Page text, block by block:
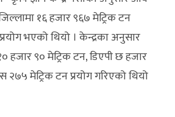
१६ हजार ९६७ मेट्रिक टन
भएको थियो । केन्द्रका अनुसार
हजार ९० मेट्रिक टन, डिएपी छ हजार
२७५ मेट्रिक टन प्रयोग गरिएको थियो